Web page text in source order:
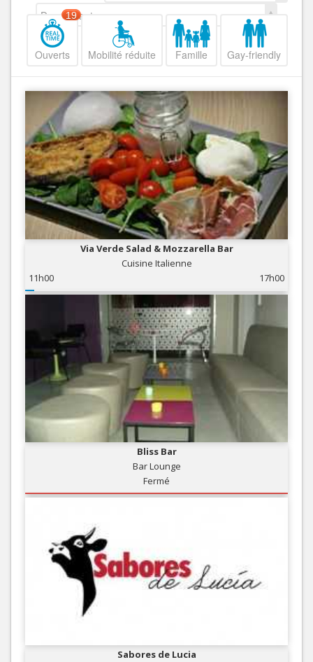
Decroissant
Ouverts
19
Mobilité réduite Famille Gay-friendly
Via Verde Salad & Mozzarella Bar
Cuisine Italienne
11h00
17h00
Bliss Bar
Bar Lounge
Fermé
Sabores de Lucia